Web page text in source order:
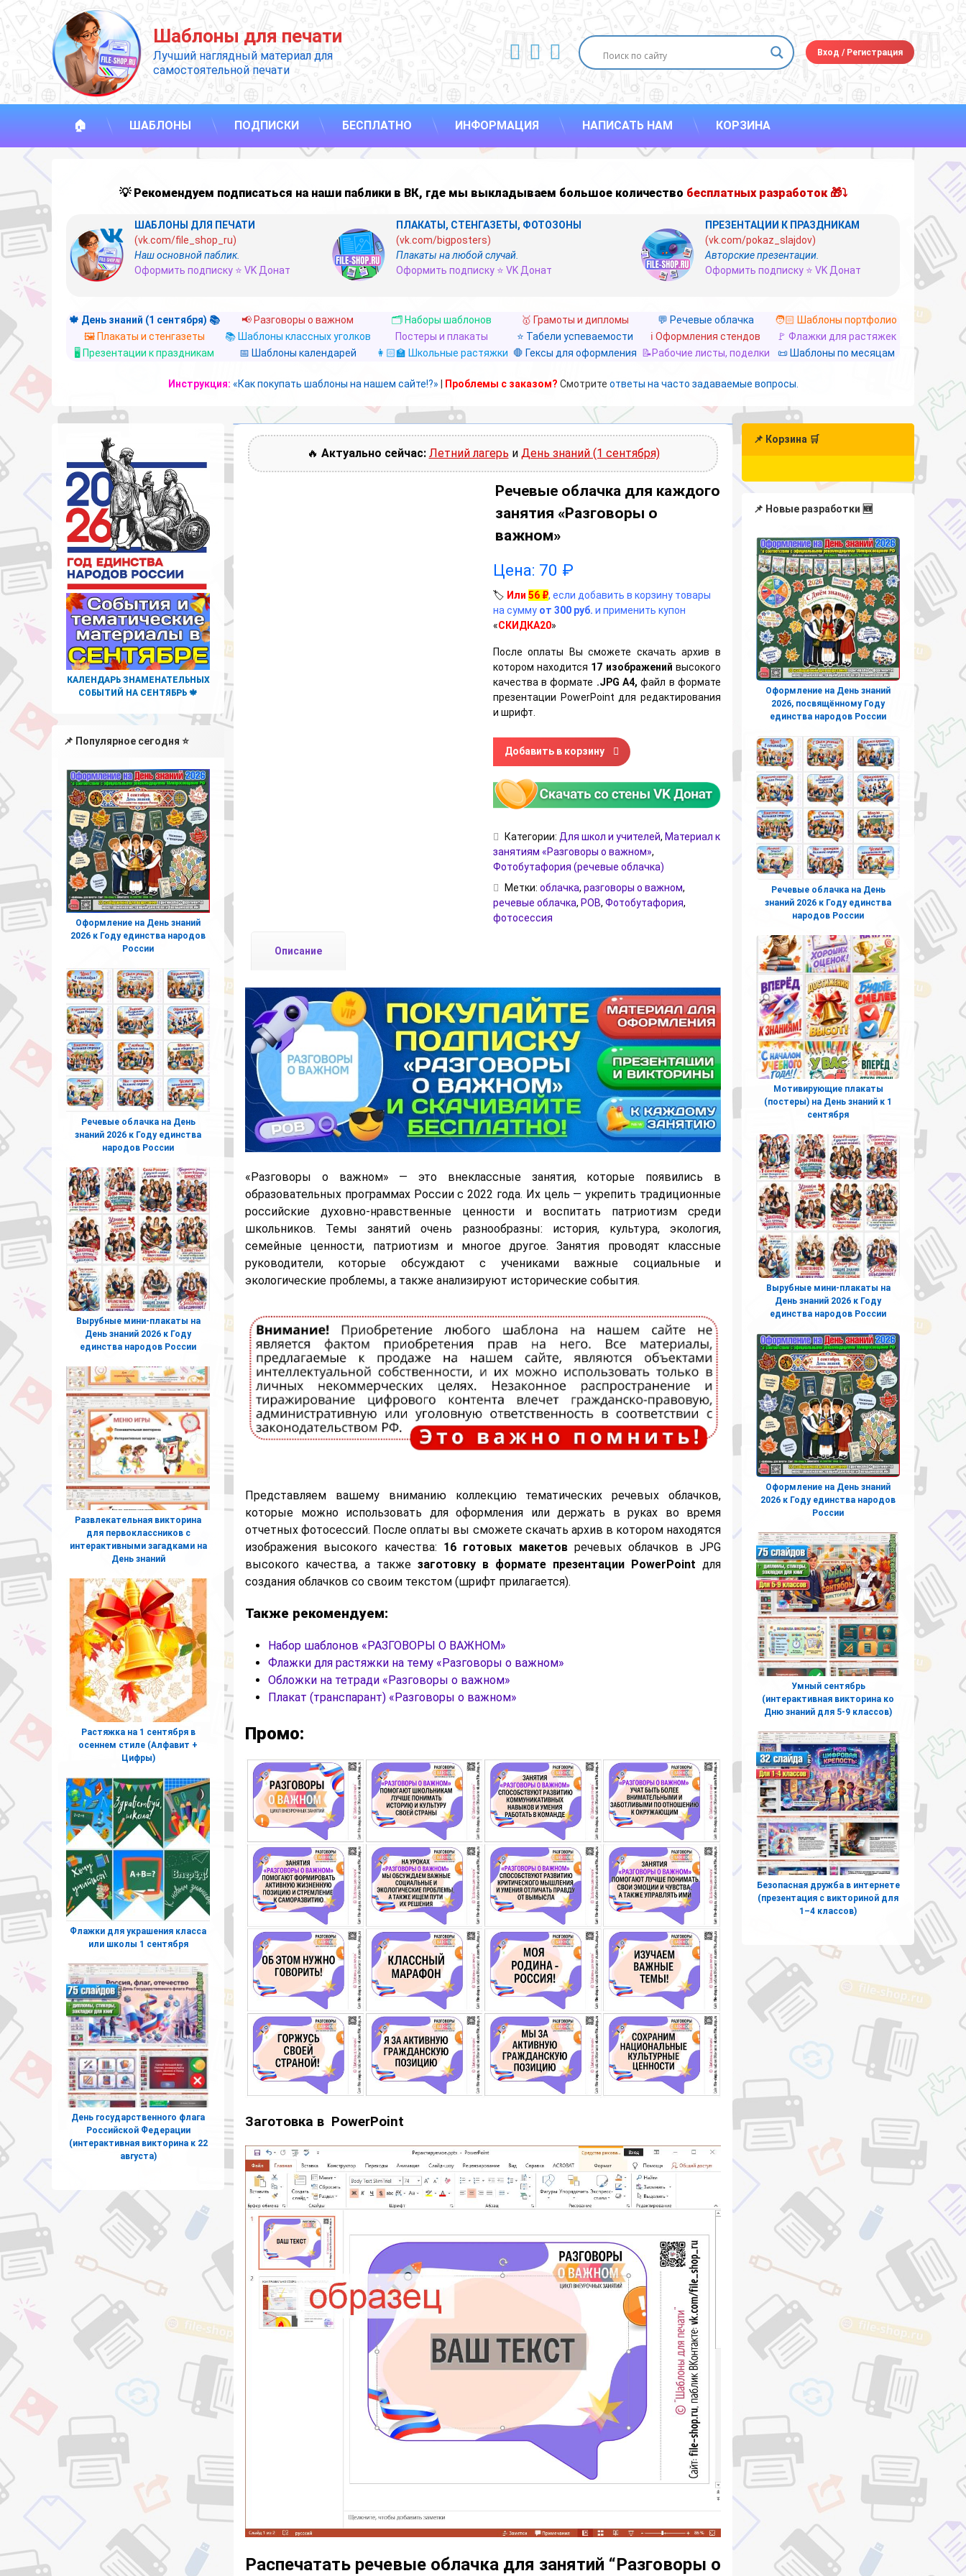
Перейти
к
содержимому
Шаблоны для печати
Лучший наглядный материал для
самостоятельной печати
ВКонтакте
YouTube
E-mail Вход /Регистрация
🏠 ШАБЛОНЫ ПОДПИСКИ БЕСПЛАТНО ИНФОРМАЦИЯ НАПИСАТЬ НАМ КОРЗИНА
💡 Рекомендуем подписаться на наши паблики в ВК, где мы выкладываем большое количество бесплатных разработок 🎁⤵
ШАБЛОНЫ ДЛЯ ПЕЧАТИ
(vk.com/file_shop_ru)
Наш основной паблик.
Оформить подписку ⭐ VK Донат
ПЛАКАТЫ, СТЕНГАЗЕТЫ, ФОТОЗОНЫ
(vk.com/bigposters)
Плакаты на любой случай.
Оформить подписку ⭐ VK Донат
ПРЕЗЕНТАЦИИ К ПРАЗДНИКАМ
(vk.com/pokaz_slajdov)
Авторские презентации.
Оформить подписку ⭐ VK Донат
🍁 День знаний (1 сентября) 📚 📢 Разговоры о важном 🗂️ Наборы шаблонов 🥇 Грамоты и дипломы 💬 Речевые облачка
🧑🏻 Шаблоны портфолио
🖼️ Плакаты и стенгазеты
📚 Шаблоны классных уголков Постеры и плакаты ⭐ Табели успеваемости ℹ️ Оформления стендов
🚩 Флажки для растяжек
🖥️ Презентации к праздникам
📅 Шаблоны календарей 👩🏻‍🏫 Школьные растяжки 🛑 Гексы для оформления 📝Рабочие листы, поделки 📜 Шаблоны по месяцам
Инструкция: «Как покупать шаблоны на нашем сайте!?» Проблемы с заказом? Смотрите ответы на часто задаваемые вопросы.
🔥 Актуально сейчас: Летний лагерь и День знаний (1 сентября)
Речевые облачка для каждого
занятия «Разговоры о
важном»
Цена: 70 ₽
🏷️ Или 56 ₽, если добавить в корзину товары
на сумму от 300 руб. и применить купон
«СКИДКА20»
После оплаты Вы сможете скачать архив в
котором находится 17 изображенийвысокого
качества в формате .JPG А4,файл в формате
презентации PowerPoint для редактирования
и шрифт.
Количество товара Речевые облачка для каждого занятия «Разговоры о важном»
Добавить в корзину
Категории: Для школ и учителей, Материал к
занятиям «Разговоры о важном»,
Фотобутафория (речевые облачка)
Метки: облачка, разговоры о важном,
речевые облачка, РОВ, Фотобутафория,
фотосессия
Описание
«Разговоры о важном» — это внеклассные занятия, которые появились в
образовательных программах России с 2022 года. Их цель — укрепить традиционные
российские духовно-нравственные ценности и воспитать патриотизм среди
школьников. Темы занятий очень разнообразны: история, культура, экология,
семейные ценности, патриотизм и многое другое. Занятия проводят классные
руководители, которые обсуждают с учениками важные социальные и
экологические проблемы, а также анализируют исторические события.
Представляем вашему вниманию коллекцию тематических речевых облачков,
которые можно использовать для оформления или держать в руках во время
отчетных фотосессий. После оплаты вы сможете скачать архив в котором находятся
изображения высокого качества: 16 готовых макетовречевых облачков в JPG
высокого качества, а также заготовку в формате презентации PowerPoint для
создания облачков со своим текстом (шрифт прилагается).
Также рекомендуем:
Набор шаблонов «РАЗГОВОРЫ О ВАЖНОМ»
Флажки для растяжки на тему «Разговоры о важном»
Обложки на тетради «Разговоры о важном»
Плакат (транспарант) «Разговоры о важном»
Промо:
Заготовка в PowerPoint
Распечатать речевые облачка для занятий “Разговоры о
КАЛЕНДАРЬ ЗНАМЕНАТЕЛЬНЫХ
СОБЫТИЙ НА СЕНТЯБРЬ 🍁
📌 Популярное сегодня ⭐
Оформление на День знаний
2026 к Году единства народов
России
Речевые облачка на День
знаний 2026 к Году единства
народов России
Вырубные мини-плакаты на
День знаний 2026 к Году
единства народов России
Развлекательная викторина
для первоклассников с
интерактивными загадками на
День знаний
Растяжка на 1 сентября в
осеннем стиле (Алфавит +
Цифры)
Флажки для украшения класса
или школы 1 сентября
День государственного флага
Российской Федерации
(интерактивная викторина к 22
августа)
📌 Корзина 🛒
📌 Новые разработки 🆕
Оформление на День знаний
2026, посвящённому Году
единства народов России
Речевые облачка на День
знаний 2026 к Году единства
народов России
Мотивирующие плакаты
(постеры) на День знаний к 1
сентября
Вырубные мини-плакаты на
День знаний 2026 к Году
единства народов России
Оформление на День знаний
2026 к Году единства народов
России
Умный сентябрь
(интерактивная викторина ко
Дню знаний для 5-9 классов)
Безопасная дружба в интернете
(презентация с викториной для
1–4 классов)